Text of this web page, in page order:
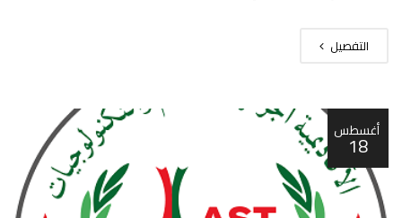
التفصيل
أغسطس
18